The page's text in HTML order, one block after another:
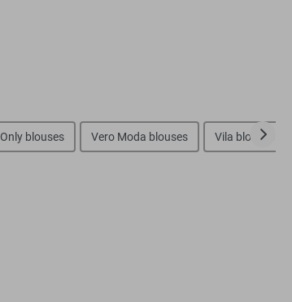
Only blouses Vero Moda blouses Vila blouses